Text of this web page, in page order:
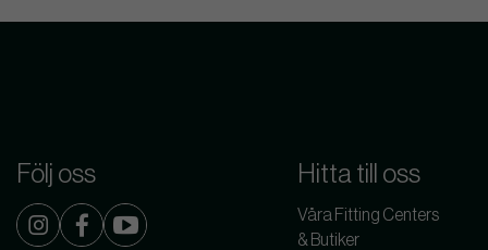
Följ oss Hitta till oss
Våra Fitting Centers
& Butiker